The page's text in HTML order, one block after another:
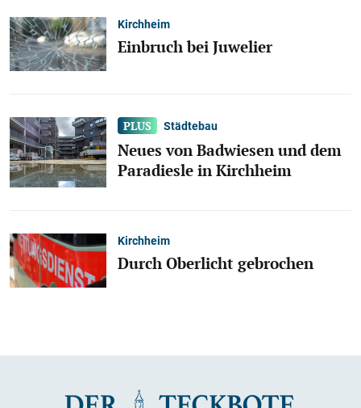
Kirchheim
Einbruch bei Juwelier
Städtebau
Neues von Badwiesen und dem
Paradiesle in Kirchheim
Kirchheim
Durch Oberlicht gebrochen